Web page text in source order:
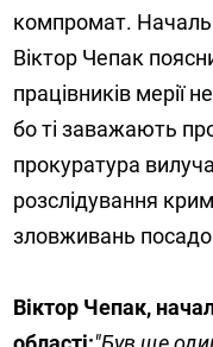
компромат.
Віктор Чепак
працівників мерії
бо ті заважають
прокуратура
розслідування
зловживань
Віктор Чепак,